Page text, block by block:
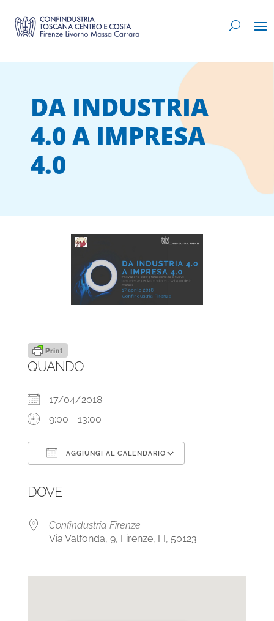
DA INDUSTRIA
4.0 A IMPRESA
4.0
QUANDO
17/04/2018
9:00 - 13:00
AGGIUNGI AL CALENDARIO
DOVE
Confindustria Firenze
Via Valfonda, 9, Firenze, FI, 50123